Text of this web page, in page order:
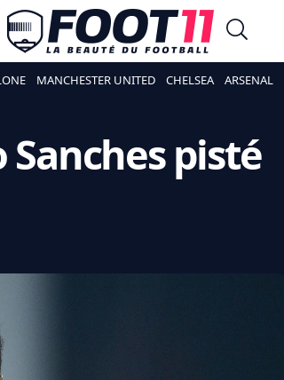
MANCHESTER UNITED CHELSEA ARSENAL
Sanches pisté